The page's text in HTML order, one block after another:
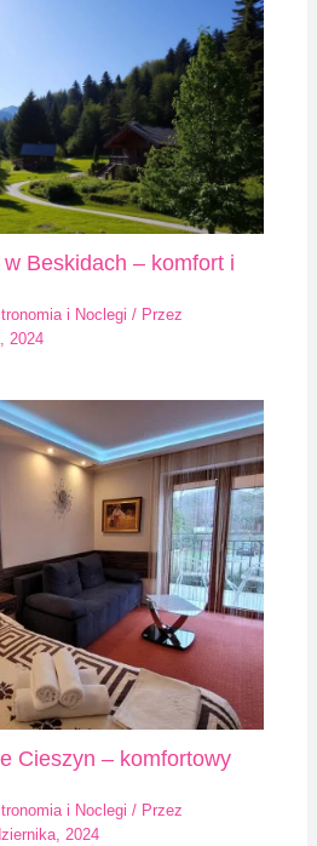
Beskidach – komfort i
i Noclegi / Przez
2024
Cieszyn – komfortowy
i Noclegi / Przez
2024